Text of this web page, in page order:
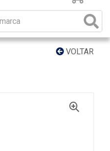
VOLTAR